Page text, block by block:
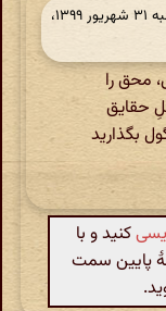
در ‫۵ سال و ۱۰ ماه قبل، دوشنبه ۳۱ شهریور ۱۳۹۹،
محق را
حقایق
بگذارید
کنید و با
پایین سمت